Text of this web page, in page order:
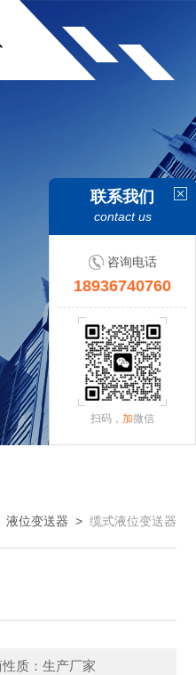
液位变送器 > 缆式液位变送器
性质：生产厂家
联系我们
contact us
咨询电话
18936740760
扫码， 加微信